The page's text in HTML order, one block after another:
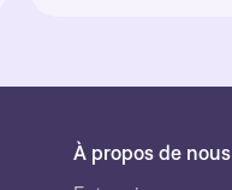
À propos de nous